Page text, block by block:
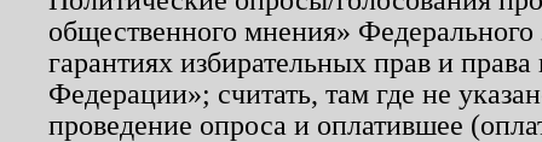
общественного мнения»
гарантиях избирательных прав и
Федерации»; считать, там где не
проведение опроса и оплатившее